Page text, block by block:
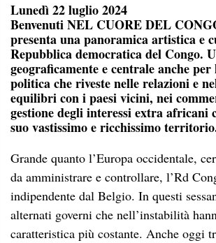
Lunedì 22 luglio 2024
Benvenuti NEL CUORE DEL
presenta una panoramica artistica e
Repubblica democratica del Congo.
geograficamente e centrale anche
politica che riveste nelle relazioni e
equilibri con i paesi vicini, nei
gestione degli interessi extra africani
suo vastissimo e ricchissimo
Grande quanto l’Europa occidentale,
da amministrare e controllare, l’Rd
indipendente dal Belgio. In questi
alternati governi che nell’instabilità
caratteristica più costante. Anche oggi